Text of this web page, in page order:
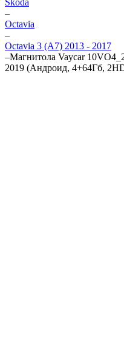
Skoda
–
Octavia
–
Octavia 3 (A7) 2013 - 2017
–Магнитола Vaycar
2019 (Андроид, 4+64Гб,